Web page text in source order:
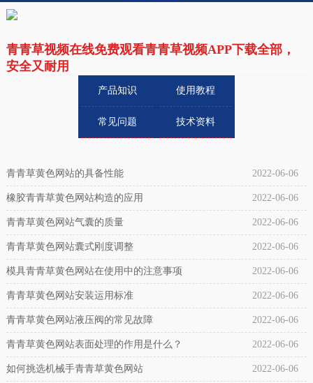
青青草视频在线免费观看青青草视频APP下载全部，
安全又耐用
产品知识 使用教程
常见问题 技术资料
青青草黄色网站的具备性能 2022-06-06
橡胶青青草黄色网站构造的应用 2022-06-06
青青草黄色网站气囊的质量 2022-06-06
青青草黄色网站囊式刚度调整 2022-06-06
模具青青草黄色网站在使用中的注意事项 2022-06-06
青青草黄色网站安装运用标准 2022-06-06
青青草黄色网站液压阀的常见故障 2022-06-06
青青草黄色网站表面处理的作用是什么？ 2022-06-06
如何挑选机械手青青草黄色网站 2022-06-06